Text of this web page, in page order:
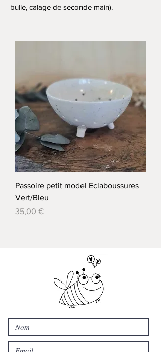
bulle, calage de seconde main).
Passoire petit model Eclaboussures
Vert/Bleu
Prix
35,00 €